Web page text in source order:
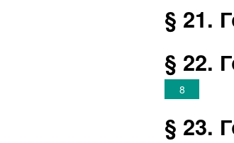
§ 21.
§ 22.
8
§ 23.